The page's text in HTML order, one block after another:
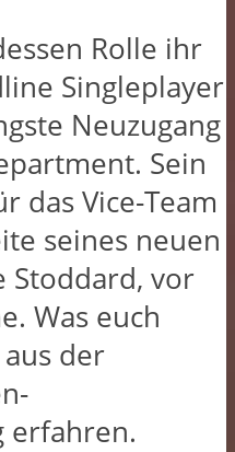
Rolle ihr
Singleplayer
Neuzugang
Sein
das Vice-Team
seines neuen
Stoddard, vor
Was euch
der
erfahren.